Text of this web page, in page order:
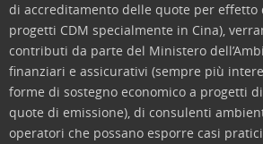
di accreditamento delle quote per effetto
progetti CDM specialmente in Cina),
contributi da parte del Ministero
finanziari e assicurativi (sempre più
forme di sostegno economico a progetti
quote di emissione), di consulenti
operatori che possano esporre casi